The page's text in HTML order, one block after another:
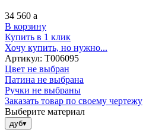
34 560 a
В корзину
Купить в 1 клик
Хочу купить, но нужно...
Артикул: Т006095
Цвет не выбран
Патина не выбрана
Ручки не выбраны
Заказать товар по своему чертежу
Выберите материал
дуб▾